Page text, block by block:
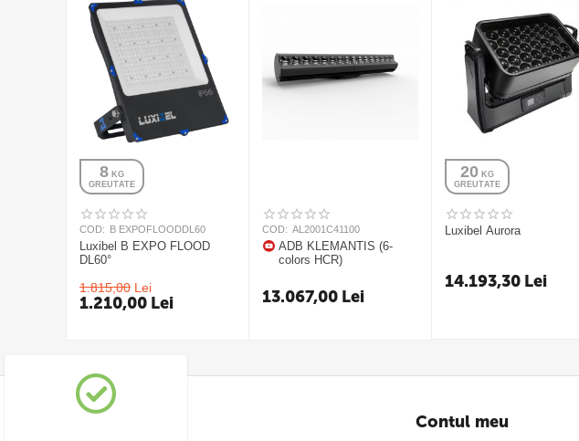
8 KG
GREUTATE
COD: B EXPOFLOODDL60
Luxibel B EXPO FLOOD
DL60°
1.815,00 Lei
1.210,00 Lei
COD: AL2001C41100
ADB KLEMANTIS (6-
colors HCR)
13.067,00 Lei
20 KG
GREUTATE
Luxibel Aurora
14.193,30 Lei
Contul meu